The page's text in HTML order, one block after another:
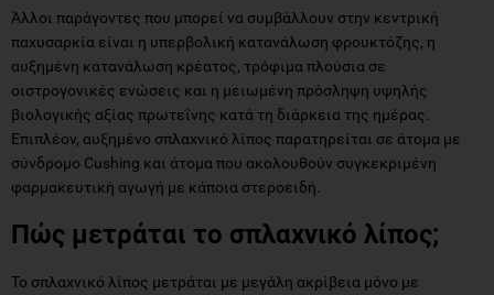
Άλλοι παράγοντες που μπορεί να συμβάλλουν στην κεντρική
παχυσαρκία είναι η υπερβολική κατανάλωση φρουκτόζης, η
αυξημένη κατανάλωση κρέατος, τρόφιμα πλούσια σε
οιστρογονικές ενώσεις και η μειωμένη πρόσληψη υψηλής
βιολογικής αξίας πρωτεΐνης κατά τη διάρκεια της ημέρας.
Επιπλέον, αυξημένο σπλαχνικό λίπος παρατηρείται σε άτομα με
σύνδρομο Cushing και άτομα που ακολουθούν συγκεκριμένη
φαρμακευτική αγωγή με κάποια στεροειδή.
Πώς μετράται το σπλαχνικό λίπος;
Το σπλαχνικό λίπος μετράται με μεγάλη ακρίβεια μόνο με